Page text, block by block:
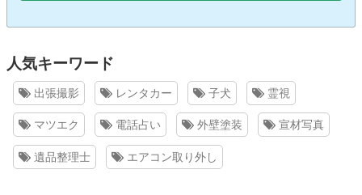
人気キーワード
出張撮影 レンタカー 子犬 霊視
マツエク 電話占い 外壁塗装 宣材写真
遺品整理士 エアコン取り外し